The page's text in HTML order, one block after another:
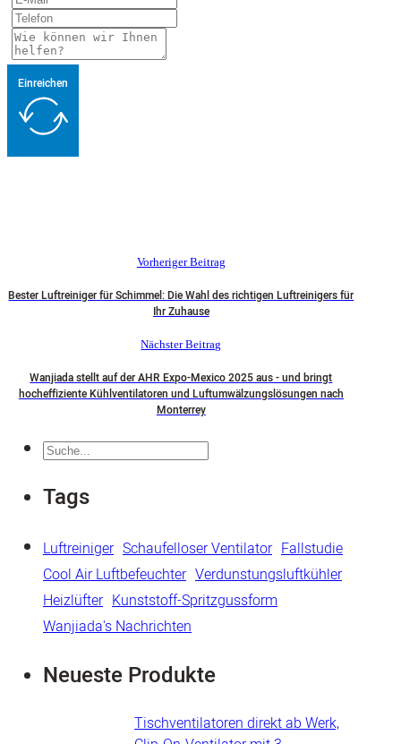
Einreichen
Vorheriger Beitrag
Bester Luftreiniger für Schimmel: Die Wahl des richtigen Luftreinigers für
Ihr Zuhause
Nächster Beitrag
Wanjiada stellt auf der AHR Expo-Mexico 2025 aus - und bringt
hocheffiziente Kühlventilatoren und Luftumwälzungslösungen nach
Monterrey
Suche
Tags
Luftreiniger Schaufelloser Ventilator Fallstudie
Cool Air Luftbefeuchter Verdunstungsluftkühler
Heizlüfter Kunststoff-Spritzgussform
Wanjiada's Nachrichten
Neueste Produkte
Tischventilatoren direkt ab Werk,